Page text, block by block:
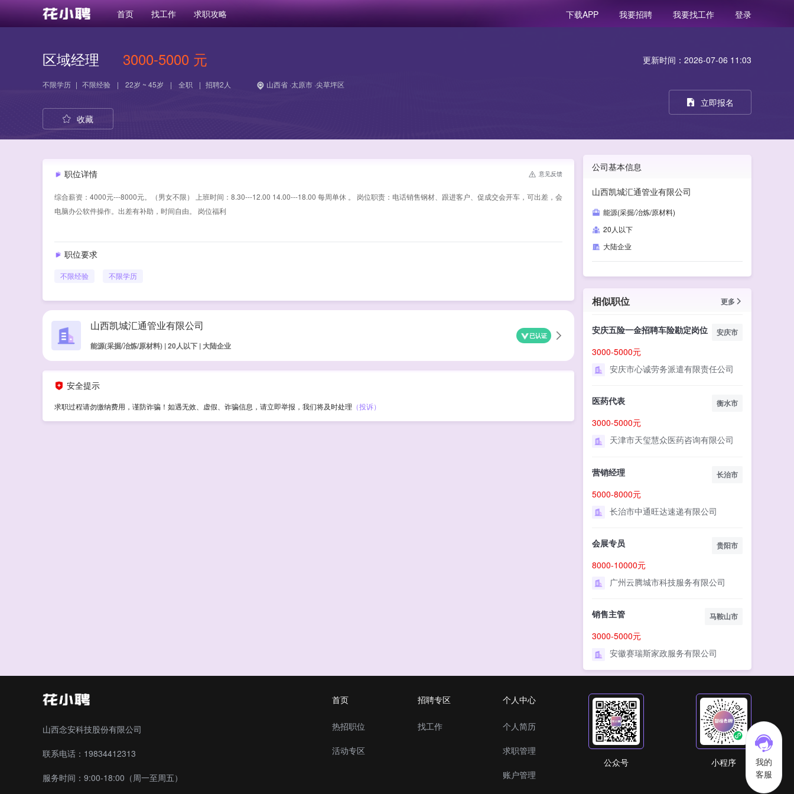
首页 找工作 求职攻略 下载APP 我要招聘 我要找工作 登录
我的
客服
区域经理 3000-5000 元
不限学历 | 不限经验 | 22岁 ~ 45岁 | 全职 | 招聘2人 山西省 ·太原市 ·尖草坪区
收藏
职位详情 意见反馈
综合薪资：4000元---8000元。（男女不限） 上班时间：8.30---12.00 14.00---18.00 每周单休 。 岗位职责：电话销售钢材、跟进客户、促成交会开车，可出差，会
电脑办公软件操作。出差有补助，时间自由。 岗位福利
职位要求
不限经验 不限学历
山西凯城汇通管业有限公司
能源(采掘/冶炼/原材料) | 20人以下 | 大陆企业
已认证
安全提示
求职过程请勿缴纳费用，谨防诈骗！如遇无效、虚假、诈骗信息，请立即举报，我们将及时处理 （投诉）
更新时间：2026-07-06 11:03
立即报名
公司基本信息
山西凯城汇通管业有限公司
能源(采掘/冶炼/原材料)
20人以下
大陆企业
相似职位 更多
安庆五险一金招聘车险勘定岗位 安庆市
3000-5000元
安庆市心诚劳务派遣有限责任公司
医药代表 衡水市
3000-5000元
天津市天玺慧众医药咨询有限公司
营销经理 长治市
5000-8000元
长治市中通旺达速递有限公司
会展专员 贵阳市
8000-10000元
广州云腾城市科技服务有限公司
销售主管 马鞍山市
3000-5000元
安徽赛瑞斯家政服务有限公司
山西念安科技股份有限公司
联系电话：19834412313
服务时间：9:00-18:00（周一至周五）
首页
热招职位
活动专区
招聘专区
找工作
个人中心
个人简历
求职管理
账户管理
公众号 小程序